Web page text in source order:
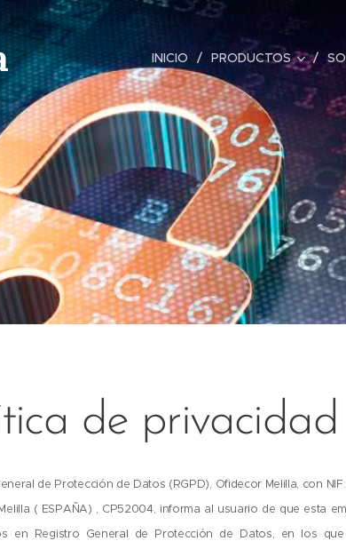
INICIO PRODUCTOS
de privacidad
de Protección de Datos (RGPD), Ofidecor Melilla, con
( ESPAÑA) , CP52004, informa al usuario de que esta
en Registro General de Protección de Datos, en los